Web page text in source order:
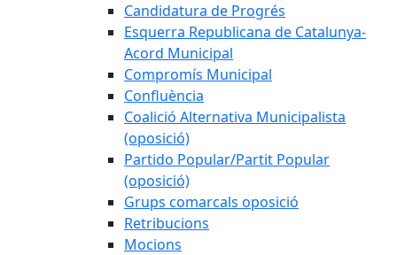
Candidatura de Progrés
Esquerra Republicana de Catalunya-
Acord Municipal
Compromís Municipal
Confluència
Coalició Alternativa Municipalista
(oposició)
Partido Popular/Partit Popular
(oposició)
Grups comarcals oposició
Retribucions
Mocions